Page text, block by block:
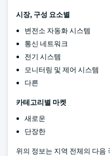
시장, 구성 요소별
변전소 자동화 시스템
통신 네트워크
전기 시스템
모니터링 및 제어 시스템
다른
카테고리별 마켓
새로운
단장한
위의 정보는 지역 전체의 다음